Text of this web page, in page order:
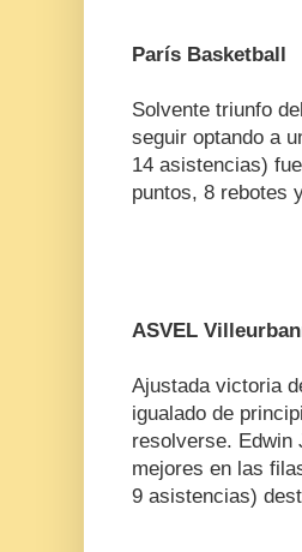
París
Solvente triunfo
seguir optando a
14 asistencias)
puntos, 8 rebotes
ASVEL
Ajustada victoria
igualado de
resolverse. Edwin
mejores en las
9 asistencias)